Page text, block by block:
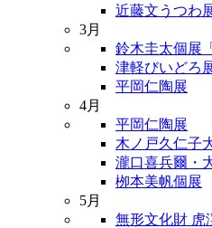
近藤文うつわ
3月
鈴木圭太個展
津軽びいどろ
平岡仁陶展
4月
平岡仁陶展
木ノ戸久仁子
瀧口喜兵爾・
栁本美帆個展
5月
無形文化財 虎